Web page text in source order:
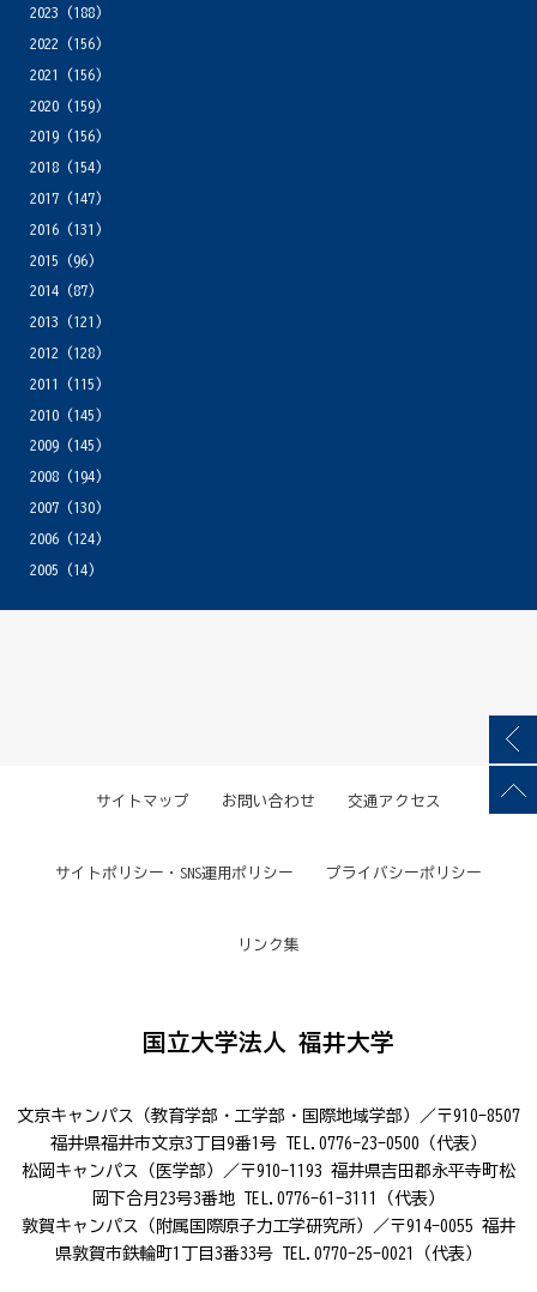
2023 (188)
2022 (156)
2021
(156)
2020(159)
2019(156)
2018(154)
2017(147)
2016(131)
2015 (96)
2014(87)
2013 (121)
2012 (128)
2011
(115)
2010(145)
2009(145)
2008(194)
2007(130)
2006(124)
2005 (14)
サイトマップ お問い合わせ 交通アクセス
サイトポリシー・SNS運用ポリシー プライバシーポリシー
リンク集
国立大学法人 福井大学
文京キャンパス（教育学部・工学部・国際地域学部）／〒910-8507
福井県福井市文京3丁目9番1号 TEL.0776-23-0500（代表）
松岡キャンパス（医学部）／〒910-1193 福井県吉田郡永平寺町松
岡下合月23号3番地 TEL.0776-61-3111（代表）
敦賀キャンパス（附属国際原子力工学研究所）／〒914-0055 福井
県敦賀市鉄輪町1丁目3番33号 TEL.0770-25-0021（代表）